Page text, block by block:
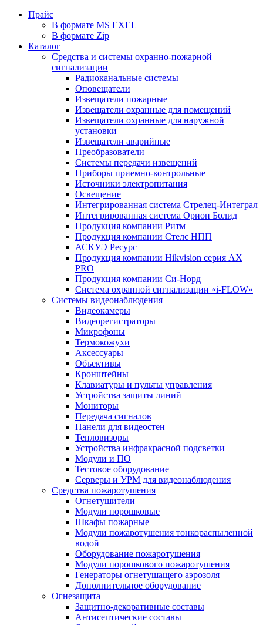
Прайс
В формате MS EXEL
В формате Zip
Каталог
Средства и системы охранно-пожарной
сигнализации
Радиоканальные системы
Оповещатели
Извещатели пожарные
Извещатели охранные для помещений
Извещатели охранные для наружной
установки
Извещатели аварийные
Преобразователи
Системы передачи извещений
Приборы приемно-контрольные
Источники электропитания
Освещение
Интегрированная система Стрелец-Интеграл
Интегрированная система Орион Болид
Продукция компании Ритм
Продукция компании Стелс НПП
АСКУЭ Ресурс
Продукция компании Hikvision серия AX
PRO
Продукция компании Си-Норд
Система охранной сигнализации «i-FLOW»
Системы видеонаблюдения
Видеокамеры
Видеорегистраторы
Микрофоны
Термокожухи
Аксессуары
Объективы
Кронштейны
Клавиатуры и пульты управления
Устройства защиты линий
Мониторы
Передача сигналов
Панели для видеостен
Тепловизоры
Устройства инфракрасной подсветки
Модули и ПО
Тестовое оборудование
Серверы и УРМ для видеонаблюдения
Средства пожаротушения
Огнетушители
Модули порошковые
Шкафы пожарные
Модули пожаротушения тонкораспыленной
водой
Оборудование пожаротушения
Модули порошкового пожаротушения
Генераторы огнетушащего аэрозоля
Дополнительное оборудование
Огнезащита
Защитно-декоративные составы
Антисептические составы